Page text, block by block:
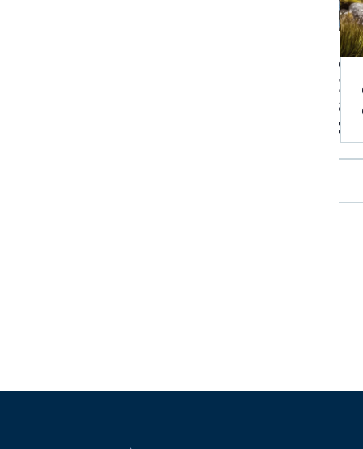
INVESTIGACIONES
AMBIENTALES DEL
MINISTERIO
DE MINAS Y
SOCIAL
INTEGRAL
CIA LTDA
LOH